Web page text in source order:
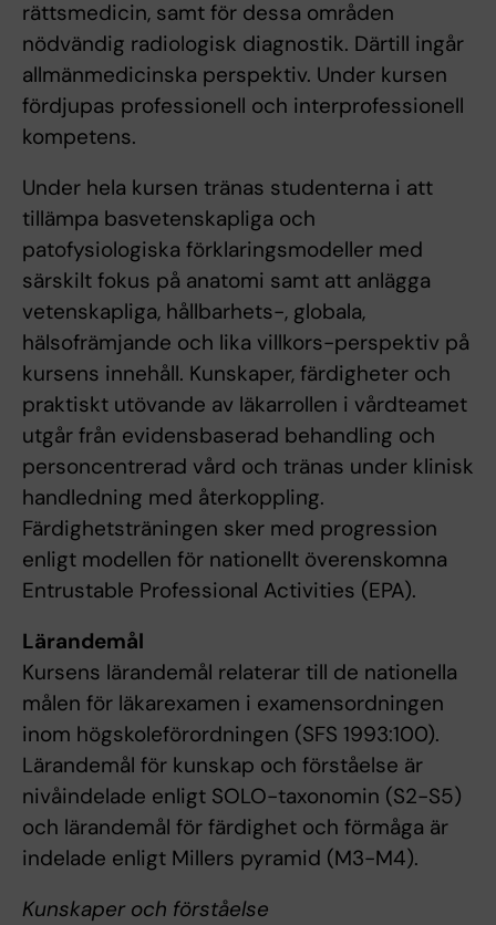
rättsmedicin, samt för dessa områden
nödvändig radiologisk diagnostik. Därtill ingår
allmänmedicinska perspektiv. Under kursen
fördjupas professionell och interprofessionell
kompetens.
Under hela kursen tränas studenterna i att
tillämpa basvetenskapliga och
patofysiologiska förklaringsmodeller med
särskilt fokus på anatomi samt att anlägga
vetenskapliga, hållbarhets-, globala,
hälsofrämjande och lika villkors-perspektiv på
kursens innehåll. Kunskaper, färdigheter och
praktiskt utövande av läkarrollen i vårdteamet
utgår från evidensbaserad behandling och
personcentrerad vård och tränas under klinisk
handledning med återkoppling.
Färdighetsträningen sker med progression
enligt modellen för nationellt överenskomna
Entrustable Professional Activities (EPA).
Lärandemål
Kursens lärandemål relaterar till de nationella
målen för läkarexamen i examensordningen
inom högskoleförordningen (SFS 1993:100).
Lärandemål för kunskap och förståelse är
nivåindelade enligt SOLO-taxonomin (S2-S5)
och lärandemål för färdighet och förmåga är
indelade enligt Millers pyramid (M3-M4).
Kunskaper och förståelse